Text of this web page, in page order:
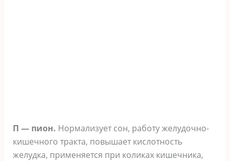
П — пион. Нормализует сон, работу желудочно-
кишечного тракта, повышает кислотность
желудка, применяется при коликах кишечника,